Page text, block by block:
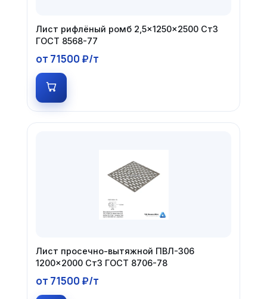
Лист рифлёный ромб 2,5×1250×2500 Ст3
ГОСТ 8568-77
от 71500 ₽/т
Лист просечно-вытяжной ПВЛ-306
1200×2000 Ст3 ГОСТ 8706-78
от 71500 ₽/т